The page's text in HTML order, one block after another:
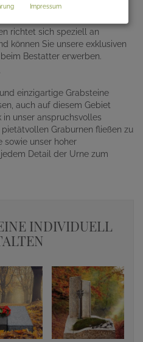
richtet sich speziell an
können Sie unsere exklusiven
Bestatter erwerben.
einzigartige Grabsteine
auch auf diesem Gebiet
unser anspruchsvolles
Graburnen fließen zu
sowie unser hoher
Detail der Urne zum
INDIVIDUELL
Impressum